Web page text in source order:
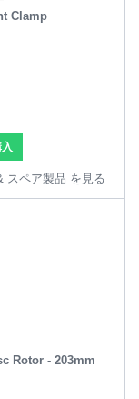
Clamp
スペア製品 を見る
Rotor - 203mm